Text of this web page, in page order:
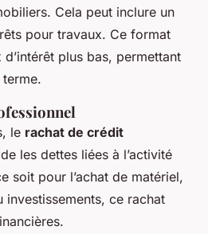
Cela peut inclure un
pour travaux. Ce format
plus bas, permettant
le rachat de crédit
les dettes liées à l’activité
soit pour l’achat de matériel,
ce rachat